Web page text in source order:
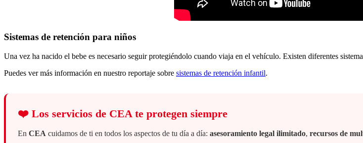
Sistemas de retención para niños
Una vez ha nacido el bebe es necesario seguir protegiéndolo cuando viaja en el vehículo. Existen diferentes
Puedes ver más información en nuestro reportaje sobre sistemas de retención infantil.
❤️ Los servicios de CEA te protegen siempre
En CEA cuidamos de ti en todos los aspectos de tu día a día: asesoramiento legal ilimitado, recursos de